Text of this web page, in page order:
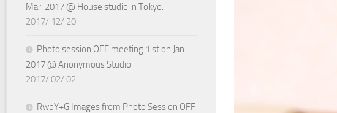
Mar. 2017 @ House studio in Tokyo.
2017/ 12/ 20
Photo session OFF meeting 1.st on Jan.,
2017 @ Anonymous Studio
2017/ 02/ 02
RwbY+G Images from Photo Session OFF